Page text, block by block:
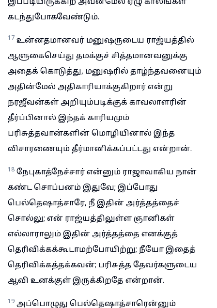
இப்படியிருக்கிற அவன்மேல் ஏழு காலங்கள்
கடந்துபோகவேண்டும்.
17 உன்னதமானவர் மனுஷருடைய ராஜ்யத்தில்
ஆளுகைசெய்து தமக்குச் சித்தமானவனுக்கு
அதைக் கொடுத்து, மனுஷரில் தாழ்ந்தவனையும்
அதின்மேல் அதிகாரியாக்குகிறார் என்று
நரஜீவன்கள் அறியும்படிக்குக் காவலாளரின்
தீர்ப்பினால் இந்தக் காரியமும்
பரிசுத்தவான்களின் மொழியினால் இந்த
விசாரணையும் தீர்மானிக்கப்பட்டது என்றான்.
18 நேபுகாத்நேச்சார் என்னும் ராஜாவாகிய நான்
கண்ட சொப்பனம் இதுவே; இப்போது
பெல்தெஷாத்சாரே, நீ இதின் அர்த்தத்தைச்
சொல்லு; என் ராஜ்யத்திலுள்ள ஞானிகள்
எல்லாராலும் இதின் அர்த்தத்தை எனக்குத்
தெரிவிக்கக்கூடாமற்போயிற்று; நீயோ இதைத்
தெரிவிக்கத்தக்கவன்; பரிசுத்த தேவர்களுடைய
ஆவி உனக்குள் இருக்கிறதே என்றான்.
19 அப்பொழுது பெல்தெஷாத்சாரென்னும்